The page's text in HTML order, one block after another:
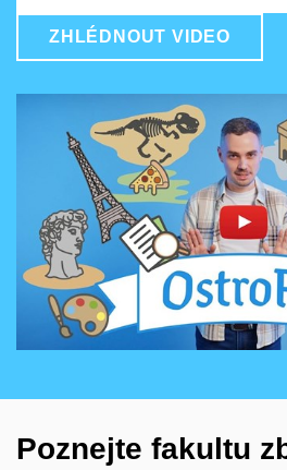
ZHLÉDNOUT VIDEO
Povolit cookies
Otevřít na
Poznejte fakultu